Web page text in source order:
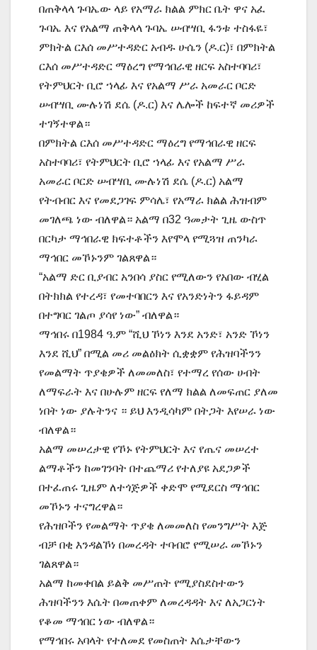
በጠቅላላ ጉባኤው ላይ የአማራ ክልል ምክር ቤት ዋና አፈ
ጉባኤ እና የአልማ ጠቅላላ ጉባኤ ሠብሣቢ ፋንቱ ተስፋዬ፣
ምክትል ርእሰ መሥተዳድር አብዱ ሁሴን (ዶ.ር)፣ በምክትል
ርእሰ መሥተዳድር ማዕረግ የማኅበራዊ ዘርፍ አስተባባሪ፣
የትምህርት ቢሮ ኀላፊ እና የአልማ ሥራ አመራር ቦርድ
ሠብሣቢ ሙሉነሽ ደሴ (ዶ.ር) እና ሌሎች ከፍተኛ መሪዎች
ተገኝተዋል።
በምክትል ርእሰ መሥተዳድር ማዕረግ የማኅበራዊ ዘርፍ
አስተባባሪ፣ የትምህርት ቢሮ ኀላፊ እና የአልማ ሥራ
አመራር ቦርድ ሠብሣቢ ሙሉነሽ ደሴ (ዶ.ር) አልማ
የትብብር እና የመደጋገፍ ምሳሌ፣ የአማራ ክልል ሕዝብም
መገለጫ ነው ብለዋል። አልማ በ32 ዓመታት ጊዜ ውስጥ
በርካታ ማኅበራዊ ክፍተቶችን እየሞላ የሚጓዝ ጠንካራ
ማኅበር መኾኑንም ገልጸዋል።
“አልማ ድር ቢያብር አንበሳ ያስር የሚለውን የአበው ብሂል
በትክክል የተረዳ፣ የመተባበርን እና የአንድነትን ፋይዳም
በተግባር ገልጦ ያሳየ ነው” ብለዋል።
ማኅበሩ በ1984 ዓ.ም “ሺህ ኾነን እንደ አንድ፣ አንድ ኾነን
እንደ ሺህ” በሚል መሪ መልዕክት ሲቋቋም የሕዝባችንን
የመልማት ጥያቄዎች ለመመለስ፣ የተማረ የሰው ሀብት
ለማፍራት እና በሁሉም ዘርፍ የለማ ክልል ለመፍጠር ያለመ
ነበት ነው ያሉትንና ። ይህ እንዲሳካም በትጋት እየሠራ ነው
ብለዋል።
አልማ መሠረታዊ የኾኑ የትምህርት እና የጤና መሠረተ
ልማቶችን ከመገንባት በተጨማሪ የተለያዩ አደጋዎች
በተፈጠሩ ጊዜም ለተጎጅዎች ቀድሞ የሚደርስ ማኅበር
መኾኑን ተናግረዋል።
የሕዝቦችን የመልማት ጥያቄ ለመመለስ የመንግሥት እጅ
ብቻ በቂ እንዳልኾነ በመረዳት ተባብሮ የሚሠራ መኾኑን
ገልጸዋል።
አልማ ከመቀበል ይልቅ መሥጠት የሚያስደስተውን
ሕዝባችንን እሴት በመጠቀም ለመረዳዳት እና ለአጋርነት
የቆመ ማኅበር ነው ብለዋል።
የማኅበሩ አባላት የተለመደ የመስጠት እሴታቸውን